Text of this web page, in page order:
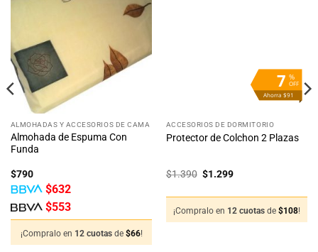
Añadir
a la
ALMOHADAS Y ACCESORIOS DE CAMA
Almohada de Espuma Con
Funda
$790
$632
$553
¡Compralo en 12 cuotas de $66!
%
OFF
7
Ahorra $91
ACCESORIOS DE DORMITORIO
Protector de Colchon 2 Plazas
$1.390 El
era:
$1.390.
$1.299El
es:
$1.299.
¡Compralo en 12 cuotas de $108!